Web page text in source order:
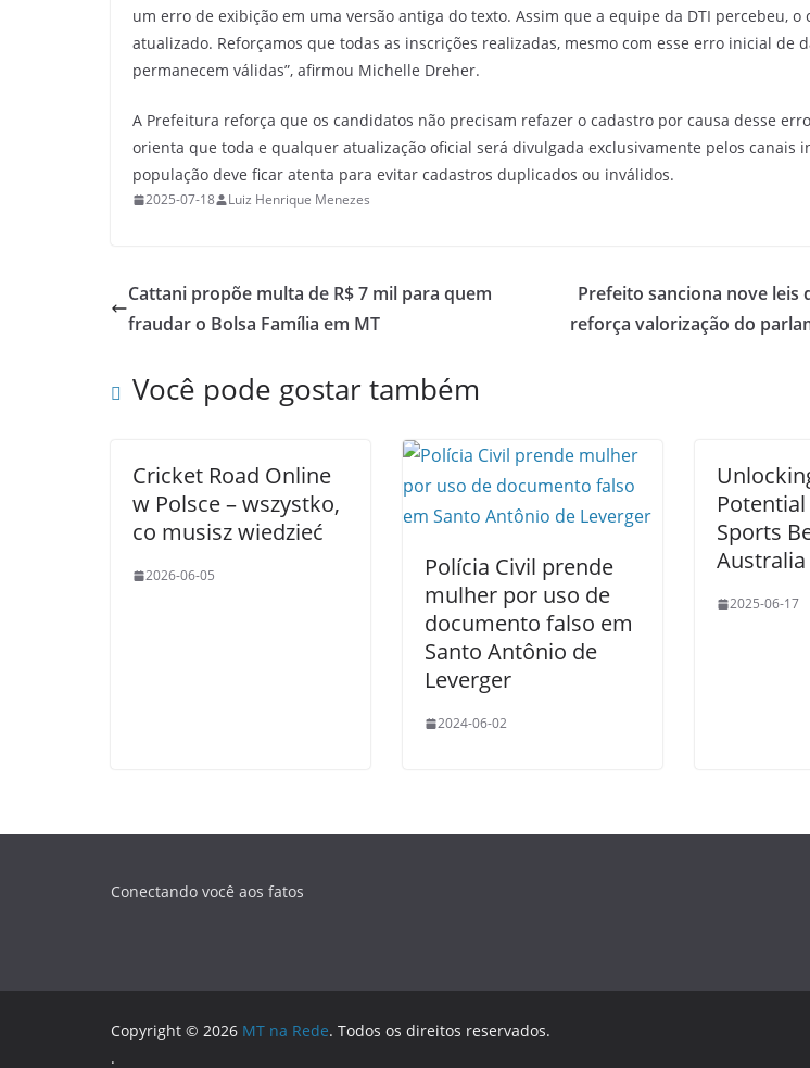
um erro de exibição em uma versão antiga do texto. Assim que a equipe da DTI percebeu, o
atualizado. Reforçamos que todas as inscrições realizadas, mesmo com esse erro inicial de
permanecem válidas”, afirmou Michelle Dreher.
A Prefeitura reforça que os candidatos não precisam refazer o cadastro por causa desse
orienta que toda e qualquer atualização oficial será divulgada exclusivamente pelos canais
população deve ficar atenta para evitar cadastros duplicados ou inválidos.
2025-07-18 Luiz Henrique Menezes
Cattani propõe multa de R$ 7 mil para quem
fraudar o Bolsa Família em MT
Prefeito sanciona nove leis
reforça valorização do
Você pode gostar também
Cricket Road Online
w Polsce – wszystko,
co musisz wiedzieć
2026-06-05
Polícia Civil prende
mulher por uso de
documento falso em
Santo Antônio de
Leverger
2024-06-02
Sports
Australia
2025-06-17
Conectando você aos fatos
Copyright © 2026 MT na Rede. Todos os direitos reservados.
.